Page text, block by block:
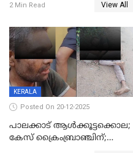
ഊർജ്ജിതമാക്കിമാക്കി
2 Min Read View All
KERALA
Posted On 20-12-2025
പാലക്കാട് ആൾക്കൂട്ടക്കൊല;
കേസ് ക്രൈംബ്രാഞ്ചിന്;